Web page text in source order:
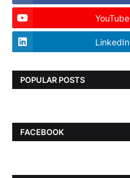
YouTube
LinkedIn
POPULAR POSTS
FACEBOOK